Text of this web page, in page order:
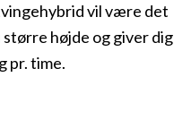
vil være det
højde og giver dig
pr. time.